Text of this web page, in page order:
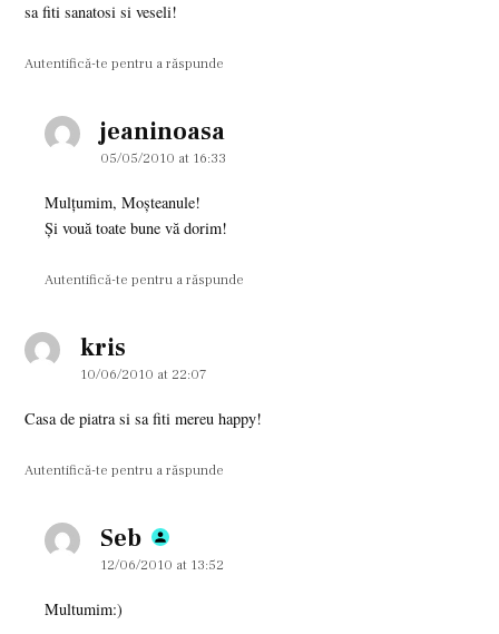
sa fiti sanatosi si veseli!
Autentifică-te pentru a răspunde
jeaninoasa
05/05/2010 at 16:33
Mulţumim, Moşteanule!
Şi vouă toate bune vă dorim!
Autentifică-te pentru a răspunde
krissays:
10/06/2010 at 22:07
Casa de piatra si sa fiti mereu happy!
Autentifică-te pentru a răspunde
Seb says:
12/06/2010 at 13:52
Multumim:)